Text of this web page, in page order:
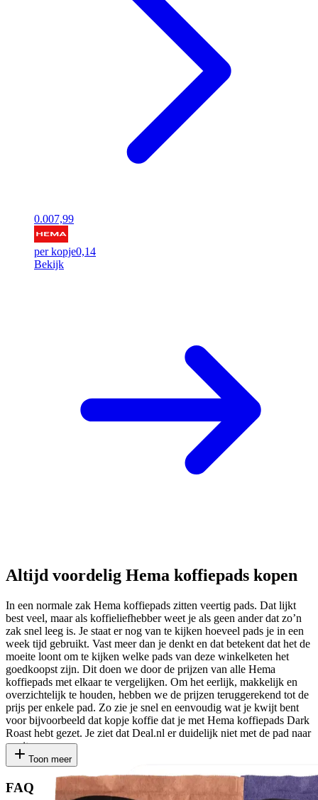
0.007,99
per kopje0,14
Bekijk
Altijd voordelig Hema koffiepads kopen
In een normale zak Hema koffiepads zitten veertig pads. Dat lijkt
best veel, maar als koffieliefhebber weet je als geen ander dat zo’n
zak snel leeg is. Je staat er nog van te kijken hoeveel pads je in een
week tijd gebruikt. Vast meer dan je denkt en dat betekent dat het de
moeite loont om te kijken welke pads van deze winkelketen het
goedkoopst zijn. Dit doen we door de prijzen van alle Hema
koffiepads met elkaar te vergelijken. Om het eerlijk, makkelijk en
overzichtelijk te houden, hebben we de prijzen teruggerekend tot de
prijs per enkele pad. Zo zie je snel en eenvoudig wat je kwijt bent
voor bijvoorbeeld dat kopje koffie dat je met Hema koffiepads Dark
Roast hebt gezet. Je ziet dat Deal.nl er duidelijk niet met de pad naar
gooit.
Toon meer
FAQ